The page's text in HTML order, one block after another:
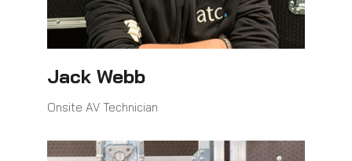
Jack Webb
Onsite AV Technician